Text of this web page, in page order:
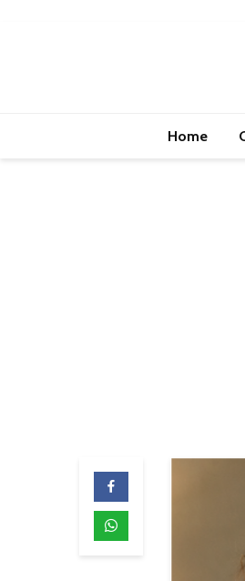
Home